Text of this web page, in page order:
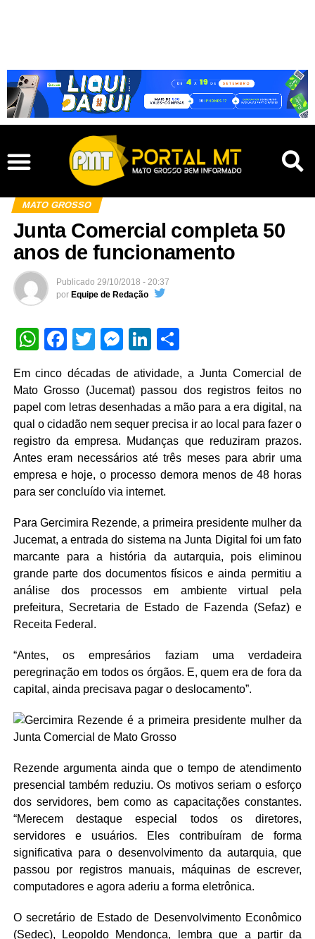
MATO GROSSO
Junta Comercial completa 50
anos de funcionamento
Publicado 29/10/2018 - 20:37
por Equipe de Redação
WhatsApp
Facebook
TwitterMessenger
LinkedIn
Em cinco décadas de atividade, a Junta Comercial de
Mato Grosso (Jucemat) passou dos registros feitos no
papel com letras desenhadas a mão para a era digital, na
qual o cidadão nem sequer precisa ir ao local para fazer o
registro da empresa. Mudanças que reduziram prazos.
Antes eram necessários até três meses para abrir uma
empresa e hoje, o processo demora menos de 48 horas
para ser concluído via internet.
Para Gercimira Rezende, a primeira presidente mulher da
Jucemat, a entrada do sistema na Junta Digital foi um fato
marcante para a história da autarquia, pois eliminou
grande parte dos documentos físicos e ainda permitiu a
análise dos processos em ambiente virtual pela
prefeitura, Secretaria de Estado de Fazenda (Sefaz) e
Receita Federal.
“Antes, os empresários faziam uma verdadeira
peregrinação em todos os órgãos. E, quem era de fora da
capital, ainda precisava pagar o deslocamento”.
Rezende argumenta ainda que o tempo de atendimento
presencial também reduziu. Os motivos seriam o esforço
dos servidores, bem como as capacitações constantes.
“Merecem destaque especial todos os diretores,
servidores e usuários. Eles contribuíram de forma
significativa para o desenvolvimento da autarquia, que
passou por registros manuais, máquinas de escrever,
computadores e agora aderiu a forma eletrônica.
O secretário de Estado de Desenvolvimento Econômico
(Sedec), Leopoldo Mendonça, lembra que a partir da